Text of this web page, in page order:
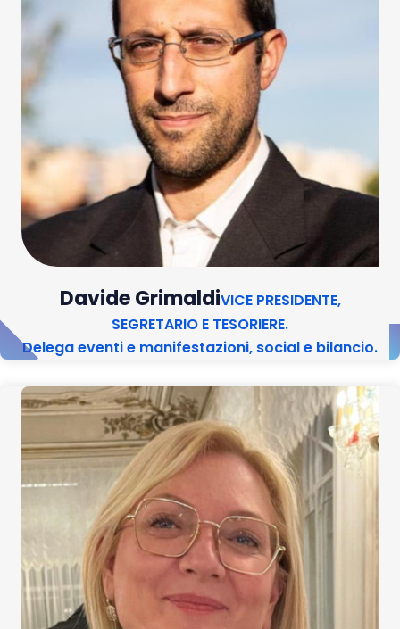
Davide GrimaldiVICE PRESIDENTE,
SEGRETARIO E TESORIERE.
Delega eventi e manifestazioni, social e bilancio.